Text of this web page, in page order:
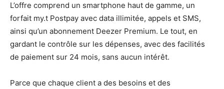
L’offre comprend un smartphone haut de gamme, un
forfait my.t Postpay avec data illimitée, appels et SMS,
ainsi qu’un abonnement Deezer Premium. Le tout, en
gardant le contrôle sur les dépenses, avec des facilités
de paiement sur 24 mois, sans aucun intérêt.
Parce que chaque client a des besoins et des